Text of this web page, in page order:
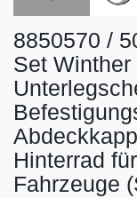
8850570 /
Set
Hinterrad
Fahrzeuge